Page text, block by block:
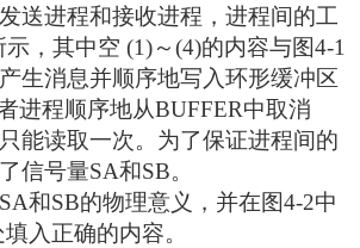
送进程和接收进程，进程间的工
，其中空 (1)～(4)的内容与图4-1
生消息并顺序地写入环形缓冲区
进程顺序地从BUFFER中取消
能读取一次。为了保证进程间的
信号量SA和SB。
和SB的物理意义，并在图4-2中
入正确的内容。